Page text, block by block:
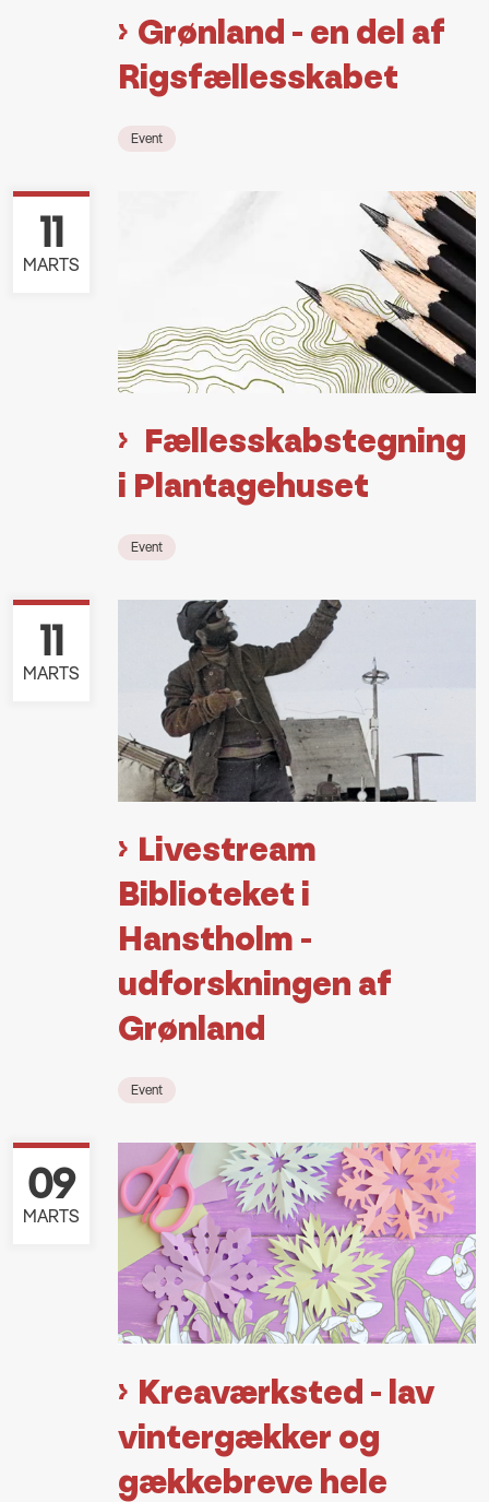
Grønland - en del af
Rigsfællesskabet
Event
Fællesskabstegning
i Plantagehuset
11
MARTS
Event
Livestream
Biblioteket i
Hanstholm -
udforskningen af
Grønland
11
MARTS
Event
Kreaværksted - lav
vintergækker og
gækkebreve hele
09
MARTS